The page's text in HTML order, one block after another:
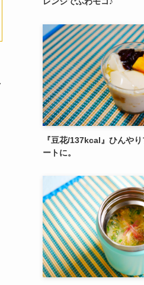
『豆花/137kcal』ひんや
ートに。